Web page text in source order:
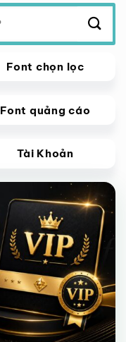
Font chọn lọc
Font quảng cáo
Tài Khoản